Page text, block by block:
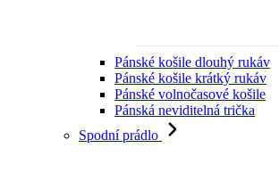
Pánské košile dlouhý rukáv
Pánské košile krátký rukáv
Pánské volnočasové košile
Pánská neviditelná trička
Spodní prádlo